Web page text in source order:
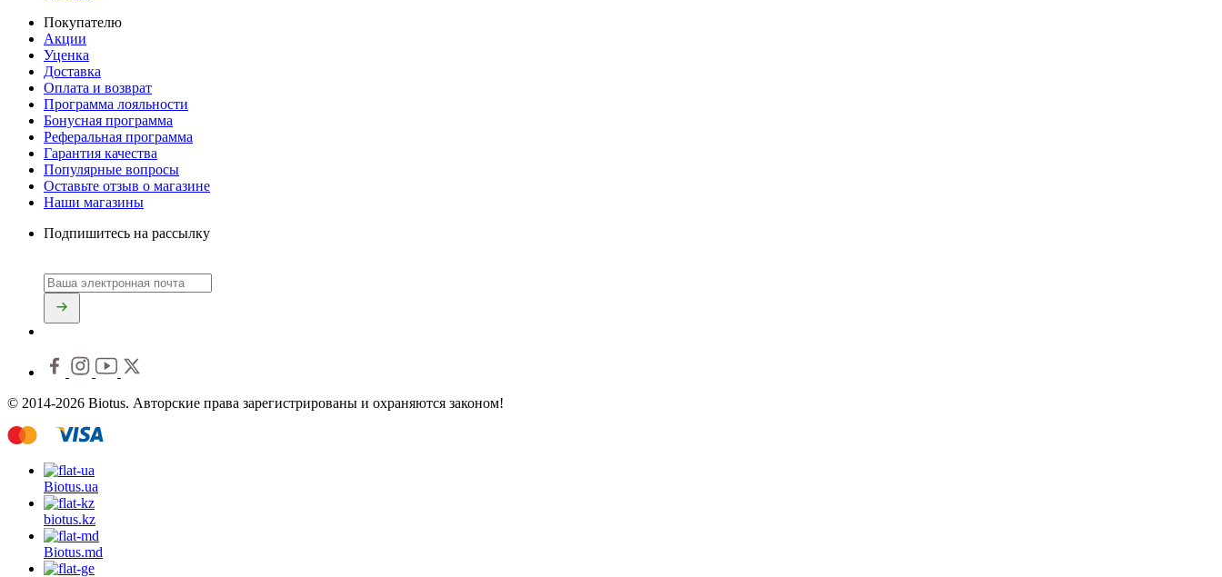
Покупателю
Акции
Уценка
Доставка
Оплата и возврат
Программа лояльности
Бонусная программа
Реферальная программа
Гарантия качества
Популярные вопросы
Оставьте отзыв о магазине
Наши магазины
Подпишитесь на рассылку
© 2014-2026 Biotus. Авторские права зарегистрированы и охраняются законом!
Biotus.ua
biotus.kz
Biotus.md